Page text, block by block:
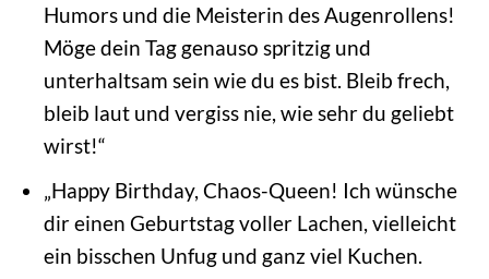
Humors und die Meisterin des Augenrollens!
Möge dein Tag genauso spritzig und
unterhaltsam sein wie du es bist. Bleib frech,
bleib laut und vergiss nie, wie sehr du geliebt
wirst!“
„Happy Birthday, Chaos-Queen! Ich wünsche
dir einen Geburtstag voller Lachen, vielleicht
ein bisschen Unfug und ganz viel Kuchen.